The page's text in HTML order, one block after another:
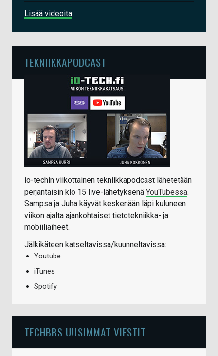
Lisää videoita
TEKNIIKKAPODCAST
io-techin viikottainen tekniikkapodcast lähetetään
perjantaisin klo 15 live-lähetyksenä YouTubessa.
Sampsa ja Juha käyvät keskenään läpi kuluneen
viikon ajalta ajankohtaiset tietotekniikka- ja
mobiiliaiheet.
Jälkikäteen katseltavissa/kuunneltavissa:
Youtube
iTunes
Spotify
TECHBBS UUSIMMAT VIESTIT